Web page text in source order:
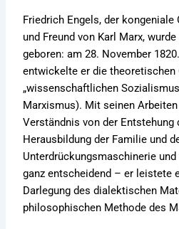
Friedrich Engels, der kongeniale
und Freund von Karl Marx,
geboren: am 28. November
entwickelte er die theoretischen
„wissenschaftlichen
Marxismus). Mit seinen
Verständnis von der Entstehung
Herausbildung der Familie und
Unterdrückungsmaschinerie
ganz entscheidend – er leistete
Darlegung des dialektischen
philosophischen Methode des